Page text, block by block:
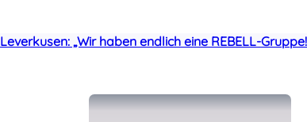
Leverkusen: „Wir haben endlich eine REBELL-